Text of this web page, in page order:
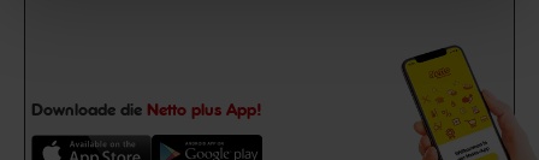
Downloade die Netto plus App!